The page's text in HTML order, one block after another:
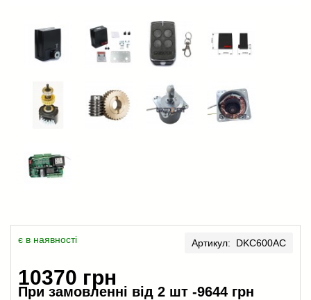
є в наявності Артикул: DKC600AC
10370 грн
При замовленні від 2 шт -9644 грн